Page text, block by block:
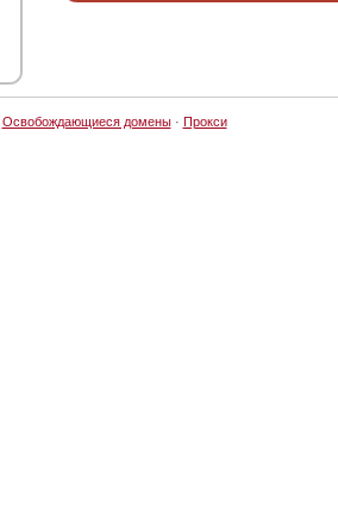
Освобождающиеся домены· Прокси